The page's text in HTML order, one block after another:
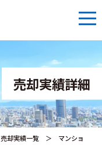
売却実績詳細
売却実績一覧 ＞ マンショ